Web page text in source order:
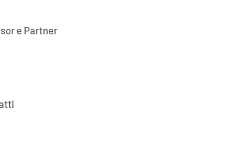
e Partner